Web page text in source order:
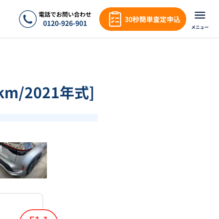
電話でお問い合わせ
0120-926-901 30秒簡単査定申込
メニュー
2021年式]
1/17